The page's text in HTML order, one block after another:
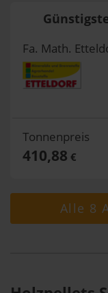
Fa. Math.
Tonnenpreis
410,88 €
Alle 8